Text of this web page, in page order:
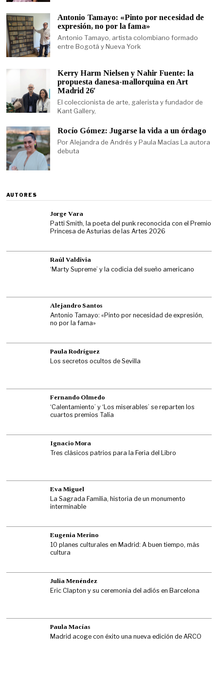
Antonio Tamayo: «Pinto por necesidad de
expresión, no por la fama»
Antonio Tamayo, artista colombiano formado
entre Bogotá y Nueva York
Kerry Harm Nielsen y Nahir Fuente: la
propuesta danesa-mallorquina en Art
Madrid 26′
El coleccionista de arte, galerista y fundador de
Kant Gallery,
Rocío Gómez: Jugarse la vida a un órdago
Por Alejandra de Andrés y Paula Macías La autora
debuta
AUTORES
Jorge Vara
Patti Smith, la poeta del punk reconocida con el Premio
Princesa de Asturias de las Artes 2026
Raúl Valdivia
‘Marty Supreme’ y la codicia del sueño americano
Alejandro Santos
Antonio Tamayo: «Pinto por necesidad de expresión,
no por la fama»
Paula Rodríguez
Los secretos ocultos de Sevilla
Fernando Olmedo
‘Calentamiento’ y ‘Los miserables’ se reparten los
cuartos premios Talía
Ignacio Mora
Tres clásicos patrios para la Feria del Libro
Eva Miguel
La Sagrada Familia, historia de un monumento
interminable
Eugenia Merino
10 planes culturales en Madrid: A buen tiempo, más
cultura
Julia Menéndez
Eric Clapton y su ceremonia del adiós en Barcelona
Paula Macías
Madrid acoge con éxito una nueva edición de ARCO